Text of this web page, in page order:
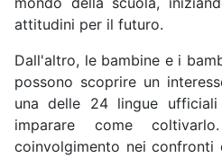
attitudini per il futuro.
Dall'altro, le bambine e i
possono scoprire un
una delle 24 lingue ufficiali
imparare come
coinvolgimento nei confronti